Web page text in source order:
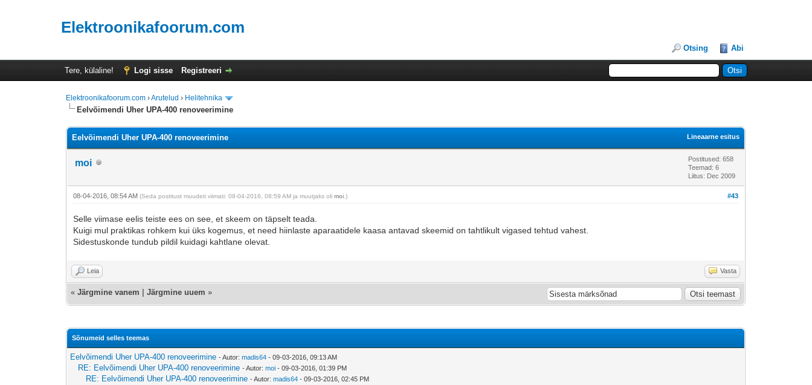
Elektroonikafoorum.com
Otsing Abi
Tere, külaline! Logi sisse Registreeri
Elektroonikafoorum.com ›Arutelud › Helitehnika
Eelvõimendi Uher UPA-400 renoveerimine
Lineaarne esitus
Eelvõimendi Uher UPA-400 renoveerimine
moi
Postitused: 658
Teemad: 6
Liitus: Dec 2009
#43
08-04-2016, 08:54 AM(Seda postitust muudeti viimati: 08-04-2016, 08:59 AM ja muutjaks olimoi .)
Selle viimase eelis teiste ees on see, et skeem on täpselt teada.
Kuigi mul praktikas rohkem kui üks kogemus, et need hiinlaste aparaatidele kaasa antavad skeemid on tahtlikult vigased tehtud vahest.
Sidestuskonde tundub pildil kuidagi kahtlane olevat.
Leia Vasta
«Järgmine vanem |Järgmine uuem »
Sõnumeid selles teemas
Eelvõimendi Uher UPA-400 renoveerimine - Autor:madis64 - 09-03-2016, 09:13 AM
RE: Eelvõimendi Uher UPA-400 renoveerimine - Autor:moi - 09-03-2016, 01:39 PM
RE: Eelvõimendi Uher UPA-400 renoveerimine - Autor:madis64 - 09-03-2016, 02:45 PM